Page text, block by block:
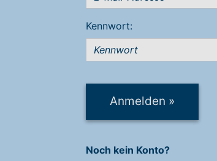
Kennwort:
Anmelden »
Noch kein Konto?